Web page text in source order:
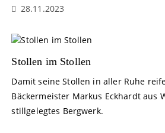
28.11.2023
Stollen im Stollen
Damit seine Stollen in aller Ruhe
Bäckermeister Markus Eckhardt aus
stillgelegtes Bergwerk.